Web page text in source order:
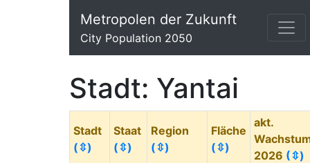
Metropolen der Zukunft
City Population 2050
Stadt: Yantai
Stadt
(⇳)
Staat
(⇳)
Region
(⇳)
Fläche
(⇳)
akt.
2026 (⇳)